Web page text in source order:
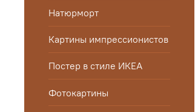
Натюрморт
Картины импрессионистов
Постер в стиле ИКЕА
Фотокартины